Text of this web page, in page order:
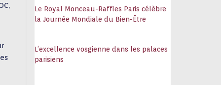
Le Royal Monceau-Raffles Paris célèbre
la Journée Mondiale du Bien-Être
L’excellence vosgienne dans les palaces
parisiens